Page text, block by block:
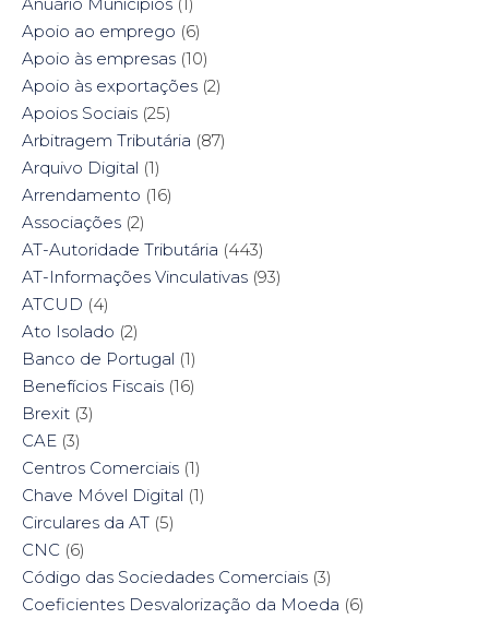
w
i
n
d
o
w
)
i
n
d
o
w
)
n
d
o
w
Apoio ao emprego (6)
Apoio às empresas (10)
Apoio às exportações (2)
Apoios Sociais (25)
Arbitragem Tributária (87)
Arquivo Digital (1)
Arrendamento (16)
Associações (2)
AT-Autoridade Tributária (443)
AT-Informações Vinculativas (93)
ATCUD (4)
Ato Isolado (2)
Banco de Portugal (1)
Benefícios Fiscais (16)
Brexit (3)
CAE (3)
Centros Comerciais (1)
Chave Móvel Digital (1)
Circulares da AT (5)
CNC (6)
Código das Sociedades Comerciais (3)
Coeficientes Desvalorização da Moeda (6)